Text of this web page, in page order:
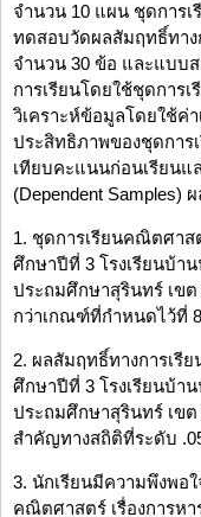
จำนวน 10 แผน ชุดการ
ทดสอบวัดผลสัมฤทธิ์ทาง
จำนวน 30 ข้อ และแบบ
การเรียนโดยใช้ชุดการ
วิเคราะห์ข้อมูลโดยใช้ค่
ประสิทธิภาพของชุดการ
เทียบคะแนนก่อนเรียนแ
(Dependent Samples)
1. ชุดการเรียนคณิตศาส
ศึกษาปีที่ 3 โรงเรียนบ้า
ประถมศึกษาสุรินทร์ เขต
กว่าเกณฑ์ที่กำหนดไว้ที่
2. ผลสัมฤทธิ์ทางการเรี
ศึกษาปีที่ 3 โรงเรียนบ้า
ประถมศึกษาสุรินทร์ เขต
สำคัญทางสถิติที่ระดับ
3. นักเรียนมีความพึงพอ
คณิตศาสตร์ เรื่องการห